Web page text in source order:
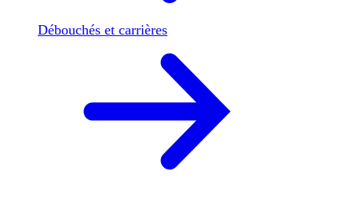
Débouchés et carrières